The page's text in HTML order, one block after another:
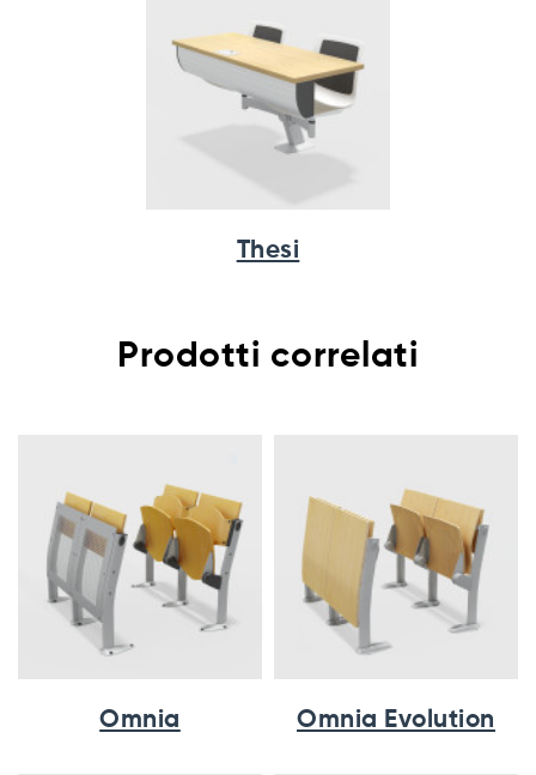
Thesi
Prodotti correlati
Omnia Omnia Evolution